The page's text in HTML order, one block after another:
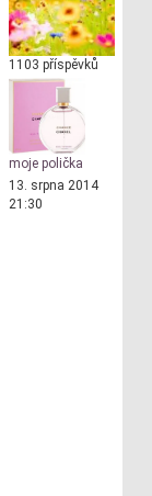
1103 příspěvků
moje polička
13. srpna 2014
21:30